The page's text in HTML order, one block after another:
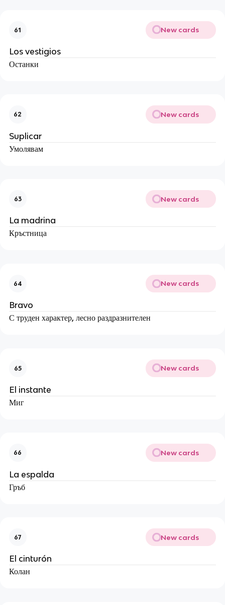
61 New cards
Los vestigios
Останки
62 New cards
Suplicar
Умолявам
63 New cards
La madrina
Кръстница
64 New cards
Bravo
С труден характер, лесно раздразнителен
65 New cards
El instante
Миг
66 New cards
La espalda
Гръб
67 New cards
El cinturón
Колан